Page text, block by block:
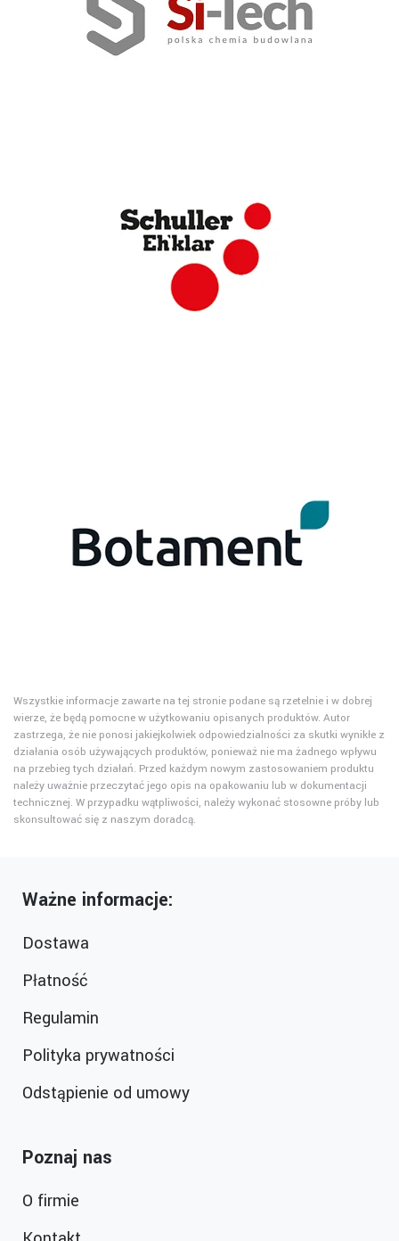
Wszystkie informacje zawarte na tej stronie podane są rzetelnie i w dobrej
wierze, że będą pomocne w użytkowaniu opisanych produktów. Autor
zastrzega, że nie ponosi jakiejkolwiek odpowiedzialności za skutki wynikłe z
działania osób używających produktów, ponieważ nie ma żadnego wpływu
na przebieg tych działań. Przed każdym nowym zastosowaniem produktu
należy uważnie przeczytać jego opis na opakowaniu lub w dokumentacji
technicznej. W przypadku wątpliwości, należy wykonać stosowne próby lub
skonsultować się z naszym doradcą.
Ważne informacje:
Dostawa
Płatność
Regulamin
Polityka prywatności
Odstąpienie od umowy
Poznaj nas
O firmie